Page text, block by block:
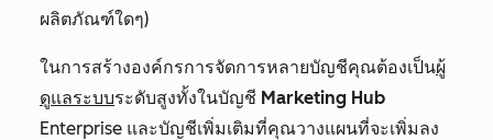
ผลิตภัณฑ์ใดๆ)
ในการสร้างองค์กรการจัดการหลายบัญชีคุณต้องเป็นผู้
ดูแลระบบระดับสูงทั้งในบัญชี Marketing Hub
Enterprise และบัญชีเพิ่มเติมที่คุณวางแผนที่จะเพิ่มลง